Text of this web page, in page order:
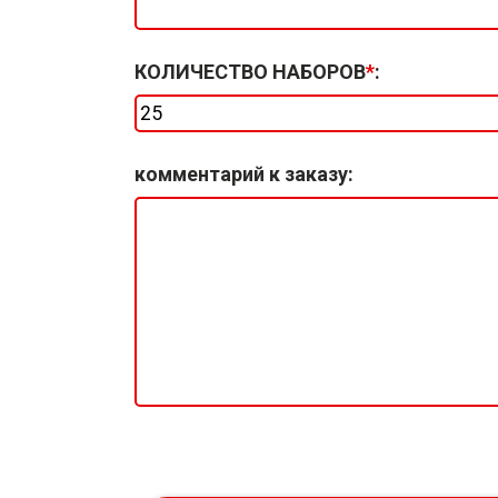
КОЛИЧЕСТВО НАБОРОВ*:
комментарий к заказу: